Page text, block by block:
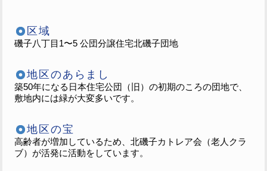
区域
磯子八丁目1〜5 公団分譲住宅北磯子団地
地区のあらまし
築50年になる日本住宅公団（旧）の初期のころの団地で、
敷地内には緑が大変多いです。
地区の宝
高齢者が増加しているため、北磯子カトレア会（老人クラ
ブ）が活発に活動をしています。